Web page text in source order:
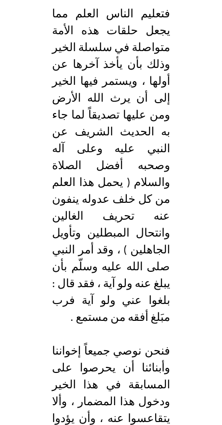
فتعليم الناس العلم مما
يجعل حلقات هذه الأمة
متواصلة في سلسلة الخير
وذلك بأن يأخذ آخرها عن
أولها ، ويستمر فيها الخير
إلى أن يرث الله الأرض
ومن عليها تصديقاً لما جاء
به الحديث الشريف عن
النبي عليه وعلى آله
وصحبه أفضل الصلاة
والسلام ( يحمل هذا العلم
من كل خلف عدوله ينفون
عنه تحريف الغالين
وانتحال المبطلين وتأويل
الجاهلين ) ، وقد أمر النبي
صلى الله عليه وسلّم بأن
يبلغ عنه ولو آية ، فقد قال :
بلغوا عني ولو آية فرب
مبَلغ أفقه من مستمع .
فنحن نوصي جميعاً إخواننا
وأبنائنا أن يحرصوا على
المسابقة في هذا الخير
ودخول هذا المضمار ، وألا
يتقاعسوا عنه ، وأن يؤدوا